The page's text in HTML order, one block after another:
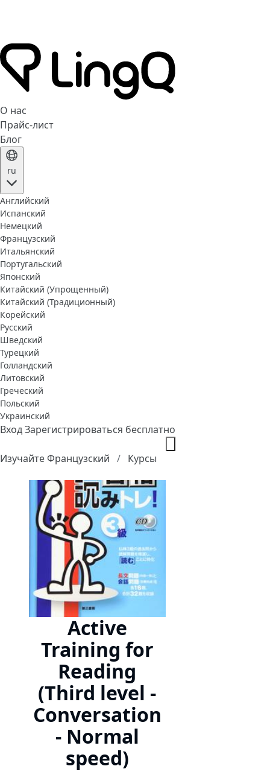
О нас
Прайс-лист
Блог
ru
Английский
Испанский
Немецкий
Французский
Итальянский
Португальский
Японский
Китайский (Упрощенный)
Китайский (Традиционный)
Корейский
Русский
Шведский
Турецкий
Голландский
Литовский
Греческий
Польский
Украинский
ВходЗарегистрироваться бесплатно
Изучайте Французский Курсы
Active
Training for
Reading
(Third level -
Conversation
- Normal
speed)